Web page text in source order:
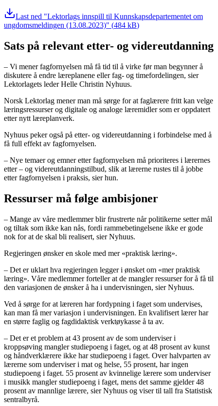
Last ned
Lektorlags innspill til Kunnskapsdepartementet om
ungdomsmeldingen (13.08.2023)
(484 kB)
Sats på relevant etter- og videreutdanning
– Vi mener fagfornyelsen må få tid til å virke før man begynner å
diskutere å endre læreplanene eller fag- og timefordelingen, sier
Lektorlagets leder Helle Christin Nyhuus.
Norsk Lektorlag mener man må sørge for at faglærere fritt kan velge
læringsressurser og digitale og analoge læremidler som er oppdatert
etter nytt læreplanverk.
Nyhuus peker også på etter- og videreutdanning i forbindelse med å
få full effekt av fagfornyelsen.
– Nye temaer og emner etter fagfornyelsen må prioriteres i lærernes
etter – og videreutdanningstilbud, slik at lærerne rustes til å jobbe
etter fagfornyelsen i praksis, sier hun.
Ressurser må følge ambisjoner
– Mange av våre medlemmer blir frustrerte når politikerne setter mål
og tiltak som ikke kan nås, fordi rammebetingelsene ikke er gode
nok for at de skal bli realisert, sier Nyhuus.
Regjeringen ønsker en skole med mer «praktisk læring».
– Det er uklart hva regjeringen legger i ønsket om «mer praktisk
læring». Våre medlemmer forteller at de mangler ressurser for å få til
den variasjonen de ønsker å ha i undervisningen, sier Nyhuus.
Ved å sørge for at læreren har fordypning i faget som undervises,
kan man få mer variasjon i undervisningen. En kvalifisert lærer har
en større faglig og fagdidaktisk verktøykasse å ta av.
– Det er et problem at 43 prosent av de som underviser i
kroppsøving mangler studiepoeng i faget, og at 48 prosent av kunst
og håndverklærere ikke har studiepoeng i faget. Over halvparten av
lærerne som underviser i mat og helse, 55 prosent, har ingen
studiepoeng i faget. 55 prosent av kvinnelige lærere som underviser
i musikk mangler studiepoeng i faget, mens det samme gjelder 48
prosent av mannlige lærere, sier Nyhuus og viser til tall fra Statistisk
sentralbyrå.